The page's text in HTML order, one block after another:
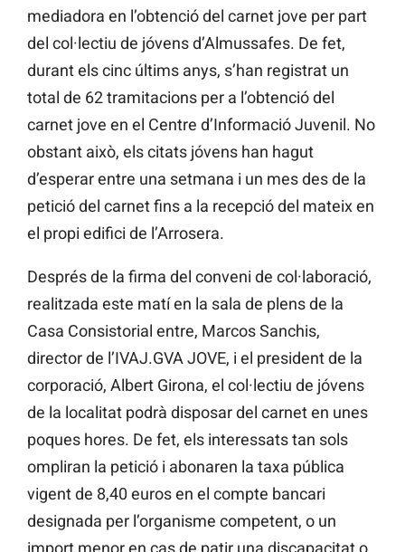
mediadora en l’obtenció del carnet jove per part
del col·lectiu de jóvens d’Almussafes. De fet,
durant els cinc últims anys, s’han registrat un
total de 62 tramitacions per a l’obtenció del
carnet jove en el Centre d’Informació Juvenil. No
obstant això, els citats jóvens han hagut
d’esperar entre una setmana i un mes des de la
petició del carnet fins a la recepció del mateix en
el propi edifici de l’Arrosera.
Després de la firma del conveni de col·laboració,
realitzada este matí en la sala de plens de la
Casa Consistorial entre, Marcos Sanchis,
director de l’IVAJ.GVA JOVE, i el president de la
corporació, Albert Girona, el col·lectiu de jóvens
de la localitat podrà disposar del carnet en unes
poques hores. De fet, els interessats tan sols
ompliran la petició i abonaren la taxa pública
vigent de 8,40 euros en el compte bancari
designada per l’organisme competent, o un
import menor en cas de patir una discapacitat o